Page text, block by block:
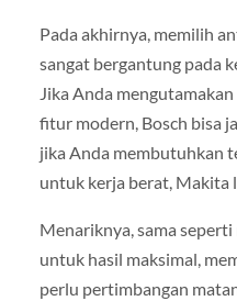
Pada akhirnya, memilih
sangat bergantung pada
Jika Anda
fitur modern, Bosch bisa
jika Anda membutuhkan
untuk kerja berat, Makita
Menariknya, sama
untuk hasil maksimal,
perlu pertimbangan